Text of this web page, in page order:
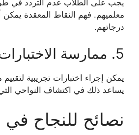
يجب على الطلاب عدم التردد في
معلميهم. فهم النقاط المعقدة
درجاتهم.
5. ممارسة الاختبارات التجريبية
يمكن إجراء اختبارات تجريبية
يساعد ذلك في اكتشاف النواحي
نصائح للنجاح في